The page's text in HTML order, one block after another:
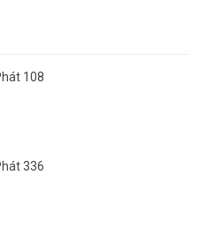
108
336